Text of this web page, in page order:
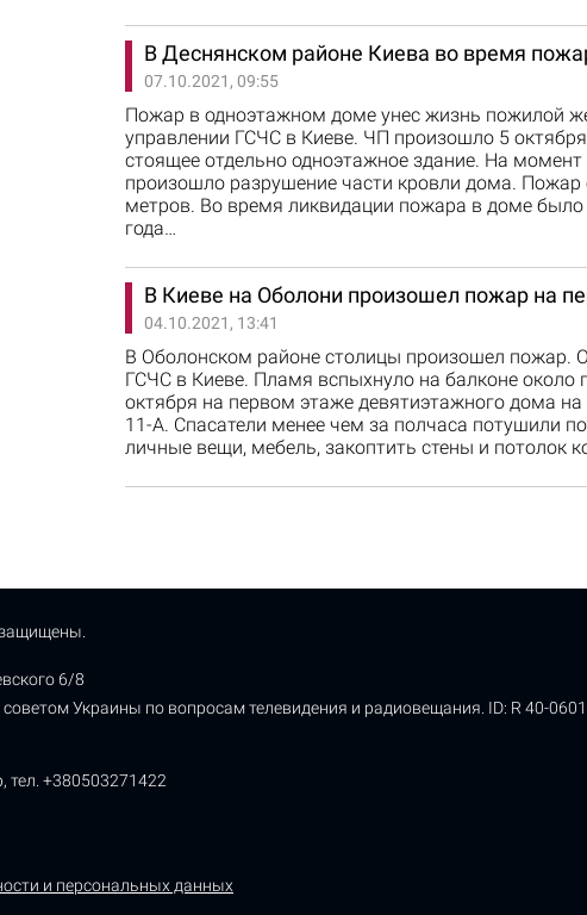
В Деснянском районе Киева во время
07.10.2021, 09:55
Пожар в одноэтажном доме унес жизнь пожилой
управлении ГСЧС в Киеве. ЧП произошло 5
стоящее отдельно одноэтажное здание. На
произошло разрушение части кровли дома.
метров. Во время ликвидации пожара в доме
года…
В Киеве на Оболони произошел пожар на
04.10.2021, 13:41
В Оболонском районе столицы произошел пожар.
ГСЧС в Киеве. Пламя вспыхнуло на балконе около
октября на первом этаже девятиэтажного дома на
11-А. Спасатели менее чем за полчаса потушили
личные вещи, мебель, закоптить стены и потолок
6/8
Украины по вопросам телевидения и радиовещания. ID: R 40-
тел. +380503271422
и персональных данных